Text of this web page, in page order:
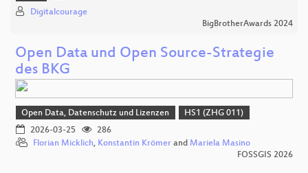
Digitalcourage
BigBrotherAwards 2024
Open Data und Open Source-Strategie
des BKG
Open Data, Datenschutz und Lizenzen
HS1 (ZHG 011)
2026-03-25
286
Florian Micklich, Konstantin Krömer and Mariela Masino
FOSSGIS 2026